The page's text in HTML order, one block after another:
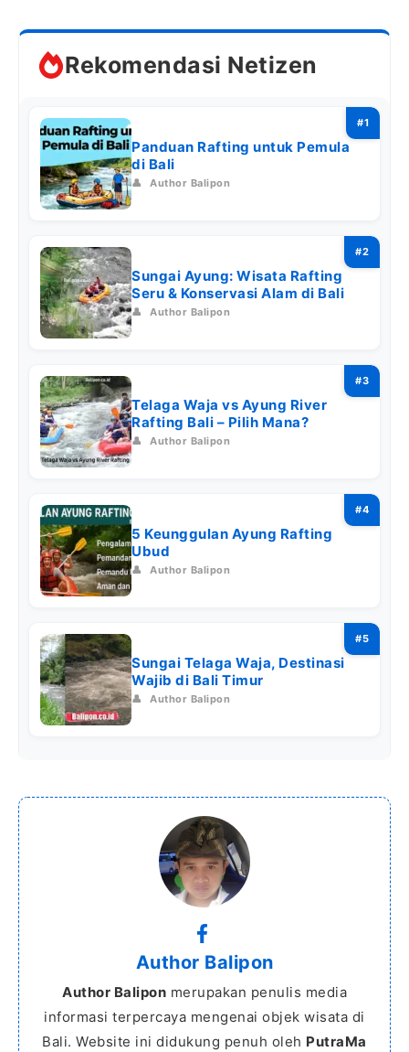
Rekomendasi Netizen
Panduan Rafting untuk Pemula
di Bali
👤 Author Balipon
Sungai Ayung: Wisata Rafting
Seru & Konservasi Alam di Bali
👤 Author Balipon
Telaga Waja vs Ayung River
Rafting Bali – Pilih Mana?
👤 Author Balipon
5 Keunggulan Ayung Rafting
Ubud
👤 Author Balipon
Sungai Telaga Waja, Destinasi
Wajib di Bali Timur
👤 Author Balipon
Author Balipon
Author Balipon merupakan penulis media
informasi terpercaya mengenai objek wisata di
Bali. Website ini didukung penuh oleh PutraMa